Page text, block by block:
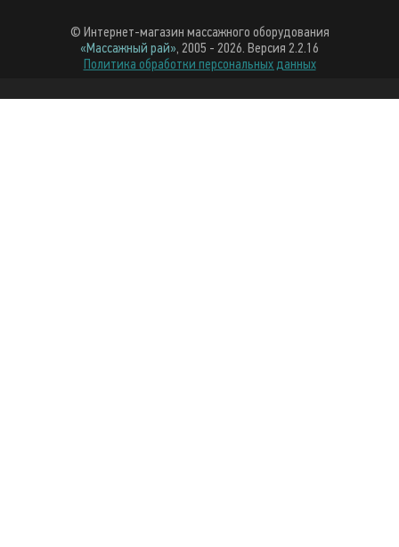
© Интернет-магазин массажного оборудования
«Массажный рай», 2005 - 2026. Версия 2.2.16
Политика обработки персональных данных